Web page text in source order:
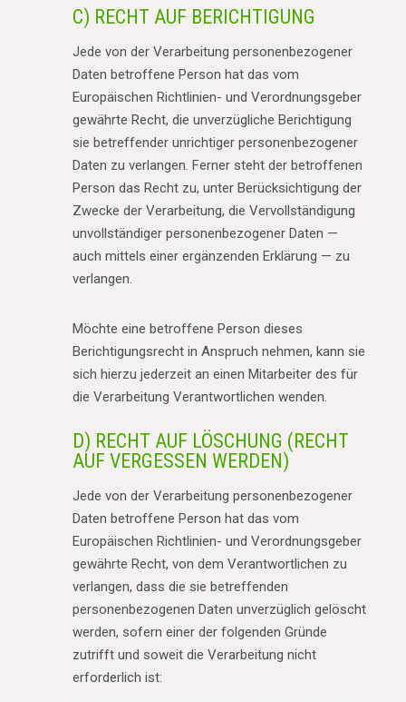
C) RECHT AUF BERICHTIGUNG
Jede von der Verarbeitung personenbezogener
Daten betroffene Person hat das vom
Europäischen Richtlinien- und Verordnungsgeber
gewährte Recht, die unverzügliche Berichtigung
sie betreffender unrichtiger personenbezogener
Daten zu verlangen. Ferner steht der betroffenen
Person das Recht zu, unter Berücksichtigung der
Zwecke der Verarbeitung, die Vervollständigung
unvollständiger personenbezogener Daten —
auch mittels einer ergänzenden Erklärung — zu
verlangen.
Möchte eine betroffene Person dieses
Berichtigungsrecht in Anspruch nehmen, kann sie
sich hierzu jederzeit an einen Mitarbeiter des für
die Verarbeitung Verantwortlichen wenden.
D) RECHT AUF LÖSCHUNG (RECHT
AUF VERGESSEN WERDEN)
Jede von der Verarbeitung personenbezogener
Daten betroffene Person hat das vom
Europäischen Richtlinien- und Verordnungsgeber
gewährte Recht, von dem Verantwortlichen zu
verlangen, dass die sie betreffenden
personenbezogenen Daten unverzüglich gelöscht
werden, sofern einer der folgenden Gründe
zutrifft und soweit die Verarbeitung nicht
erforderlich ist: